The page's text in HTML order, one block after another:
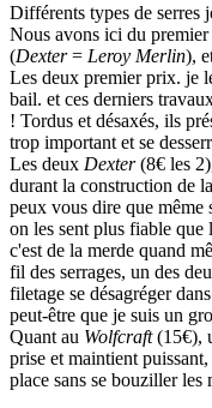
Différents types de serres
Nous avons ici du
(Dexter= Leroy Merlin),
Les deux premier prix. je
bail. et ces derniers
! Tordus et désaxés, ils
trop important et se
Les deux Dexter(8€ les
durant la construction de
peux vous dire que même
on les sent plus fiable que
c'est de la merde quand
fil des serrages, un des
filetage se désagréger
peut-être que je suis un
Quant au Wolfcraft(15€),
prise et maintient
place sans se bouziller les